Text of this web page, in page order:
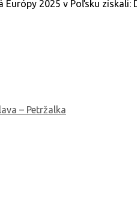
2025 v Poľsku získali:
– Petržalka